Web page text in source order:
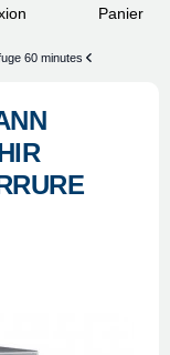
Panier
60 minutes